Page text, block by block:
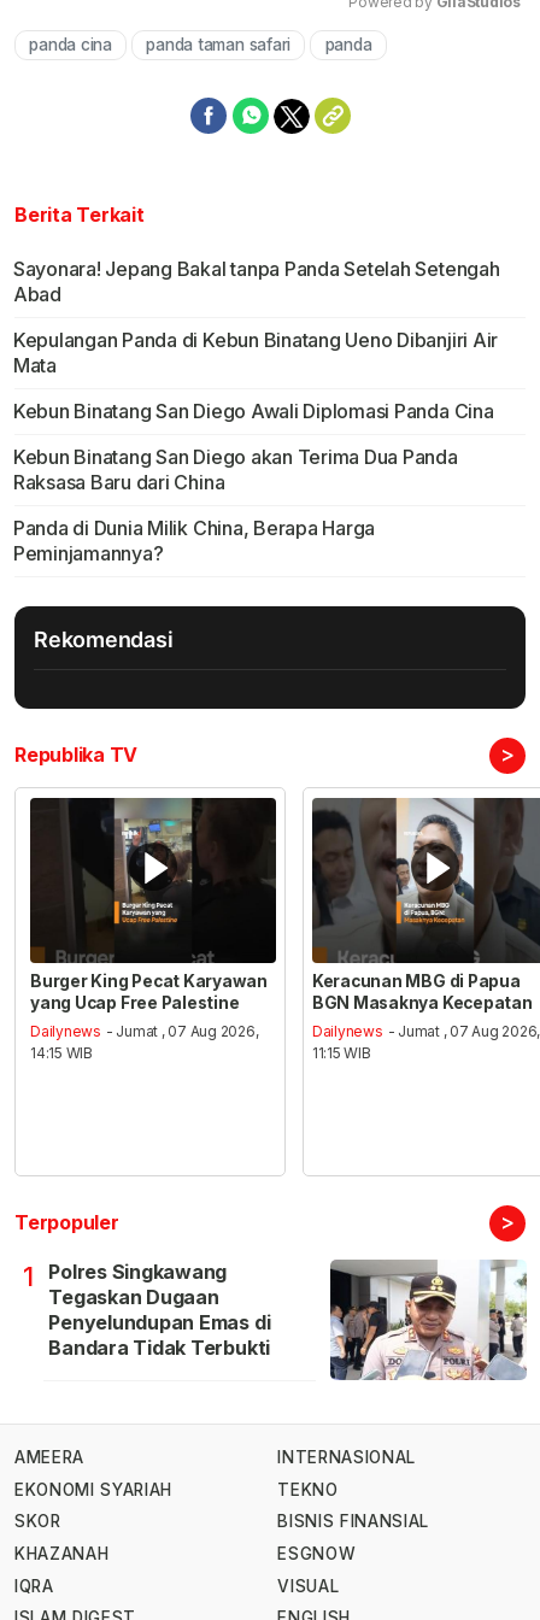
panda cina panda taman safari panda
Berita Terkait
Sayonara! Jepang Bakal tanpa Panda Setelah Setengah
Abad
Kepulangan Panda di Kebun Binatang Ueno Dibanjiri Air
Mata
Kebun Binatang San Diego Awali Diplomasi Panda Cina
Kebun Binatang San Diego akan Terima Dua Panda
Raksasa Baru dari China
Panda di Dunia Milik China, Berapa Harga
Peminjamannya?
Rekomendasi
Republika TV >
Burger King Pecat Karyawan
yang Ucap Free Palestine
Dailynews - Jumat , 07 Aug 2026,
14:15 WIB
Keracunan MBG di Papua
BGN Masaknya Kecepatan
Dailynews - Jumat , 07 Aug 2026,
11:15 WIB
Terpopuler >
1
Polres Singkawang
Tegaskan Dugaan
Penyelundupan Emas di
Bandara Tidak Terbukti
AMEERA
EKONOMI SYARIAH
SKOR
KHAZANAH
IQRA
INTERNASIONAL
TEKNO
BISNIS FINANSIAL
ESGNOW
VISUAL